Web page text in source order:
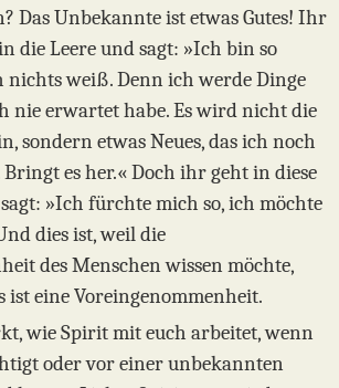
Das Unbekannte ist etwas Gutes! Ihr
die Leere und sagt: »Ich bin so
nichts weiß. Denn ich werde Dinge
nie erwartet habe. Es wird nicht die
sondern etwas Neues, das ich noch
Bringt es her.« Doch ihr geht in diese
»Ich fürchte mich so, ich möchte
dies ist, weil die
des Menschen wissen möchte,
ist eine Voreingenommenheit.
wie Spirit mit euch arbeitet, wenn
oder vor einer unbekannten